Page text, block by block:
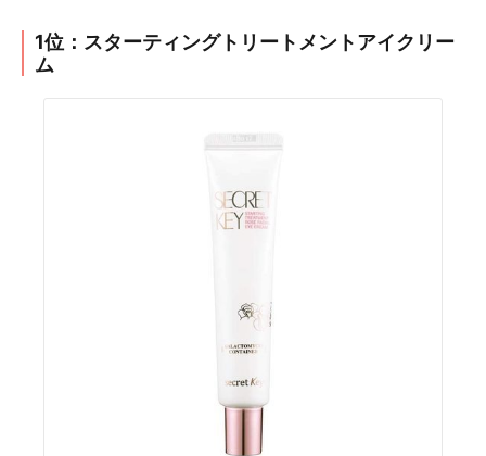
1位：スターティングトリートメントアイクリー
ム